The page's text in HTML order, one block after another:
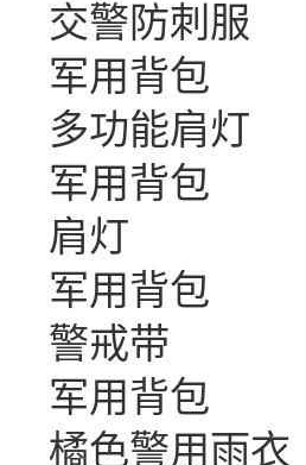
交警防刺服
军用背包
多功能肩灯
军用背包
肩灯
军用背包
警戒带
军用背包
橘色警用雨衣